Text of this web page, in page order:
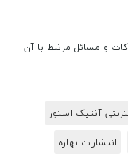
و مسائل مرتبط با آن
آنتیک استور
انتشارات بهاره